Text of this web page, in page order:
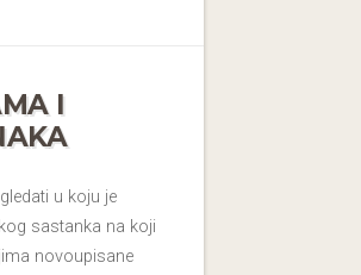
I
u koju je
sastanka na koji
novoupisane